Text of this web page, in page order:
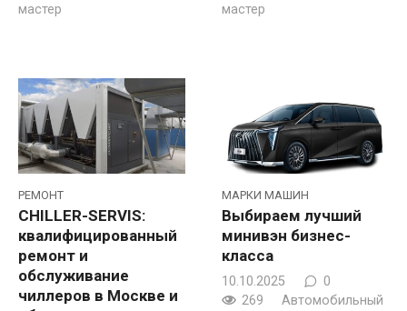
мастер
мастер
РЕМОНТ
CHILLER-SERVIS:
квалифицированный
ремонт и
обслуживание
чиллеров в Москве и
МАРКИ МАШИН
Выбираем лучший
минивэн бизнес-
класса
10.10.2025
0
269
Автомобильный